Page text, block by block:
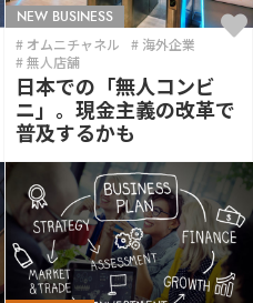
NEW BUSINESS
オムニチャネル
海外企業
無人店舗
日本での「無人コンビ
ニ」。現金主義の改革で
普及するかも